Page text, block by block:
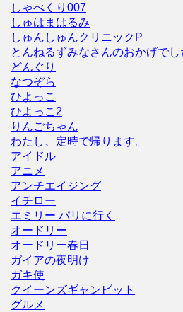
しゃべくり007
しゅはまはるみ
しゅんしゅんクリニックP
とんねるずみなさんのおかげでし
どんぐり
なつぞら
ひよっこ
ひよっこ2
りんごちゃん
わたし、定時で帰ります。
アイドル
アニメ
アンチエイジング
イチロー
エミリー パリに行く
オードリー
オードリー春日
ガイアの夜明け
ガキ使
クイーンズギャンビット
グルメ